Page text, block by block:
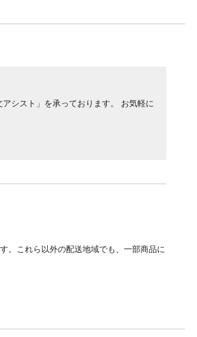
シスト」を承っております。 お気軽に
。これら以外の配送地域でも、一部商品に